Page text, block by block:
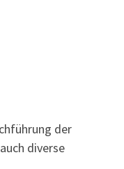
der
diverse